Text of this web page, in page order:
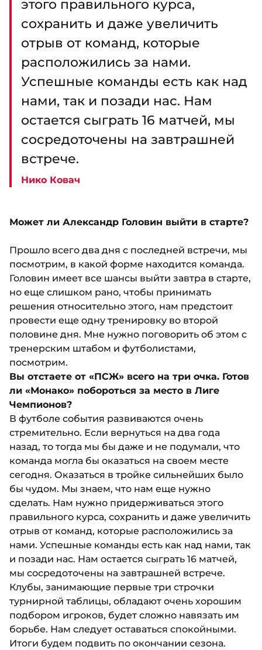
этого правильного курса,
сохранить и даже увеличить
отрыв от команд, которые
расположились за нами.
Успешные команды есть как над
нами, так и позади нас. Нам
остается сыграть 16 матчей, мы
сосредоточены на завтрашней
встрече.
Нико Ковач
Может ли Александр Головин выйти в старте?
Прошло всего два дня с последней встречи, мы
посмотрим, в какой форме находится команда.
Головин имеет все шансы выйти завтра в старте,
но еще слишком рано, чтобы принимать
решения относительно этого, нам предстоит
провести еще одну тренировку во второй
половине дня. Мне нужно поговорить об этом с
тренерским штабом и футболистами,
посмотрим.
Вы отстаете от «ПСЖ» всего на три очка. Готов
ли «Монако» побороться за место в Лиге
Чемпионов?
В футболе события развиваются очень
стремительно. Если вернуться на два года
назад, то тогда мы бы даже и не подумали, что
команда могла бы оказаться на своем месте
сегодня. Оказаться в тройке сильнейших было
бы чудом. Мы знаем, что нам еще нужно
сделать. Нам нужно придерживаться этого
правильного курса, сохранить и даже увеличить
отрыв от команд, которые расположились за
нами. Успешные команды есть как над нами, так
и позади нас. Нам остается сыграть 16 матчей,
мы сосредоточены на завтрашней встрече.
Клубы, занимающие первые три строчки
турнирной таблицы, обладают очень хорошим
подбором игроков, будет сложно навязать им
борьбе. Нам следует оставаться спокойными.
Итоги будем подвить по окончании сезона.